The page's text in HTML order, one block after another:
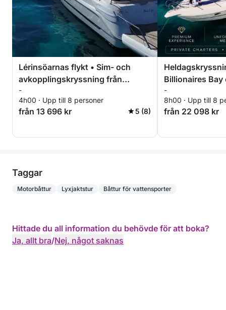
Lérinsöarnas flykt • Sim- och
avkopplingskryssning från
Cannes
-
4h00 · Upp till 8 personer
från 13 696 kr 5 (8)
Billionaires
Mer
-
8h00 · Upp till 8
från 22 098 kr
Taggar
Motorbåttur Lyxjaktstur Båttur för vattensporter
Hittade du all information du behövde för att boka?
Ja, allt bra/Nej, något saknas